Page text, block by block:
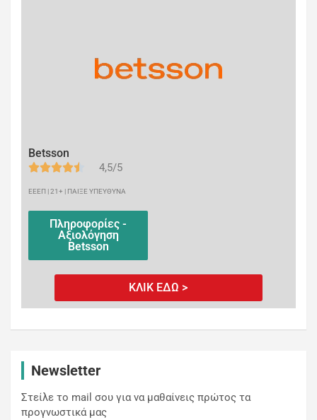
Betsson
4,5/5
ΕΕΕΠ | 21+ | ΠΑΙΞΕ ΥΠΕΥΘΥΝΑ
Πληροφορίες -
Αξιολόγηση
Betsson
ΚΛΙΚ ΕΔΩ >
Newsletter
Στείλε το mail σου για να μαθαίνεις πρώτος τα
προγνωστικά μας